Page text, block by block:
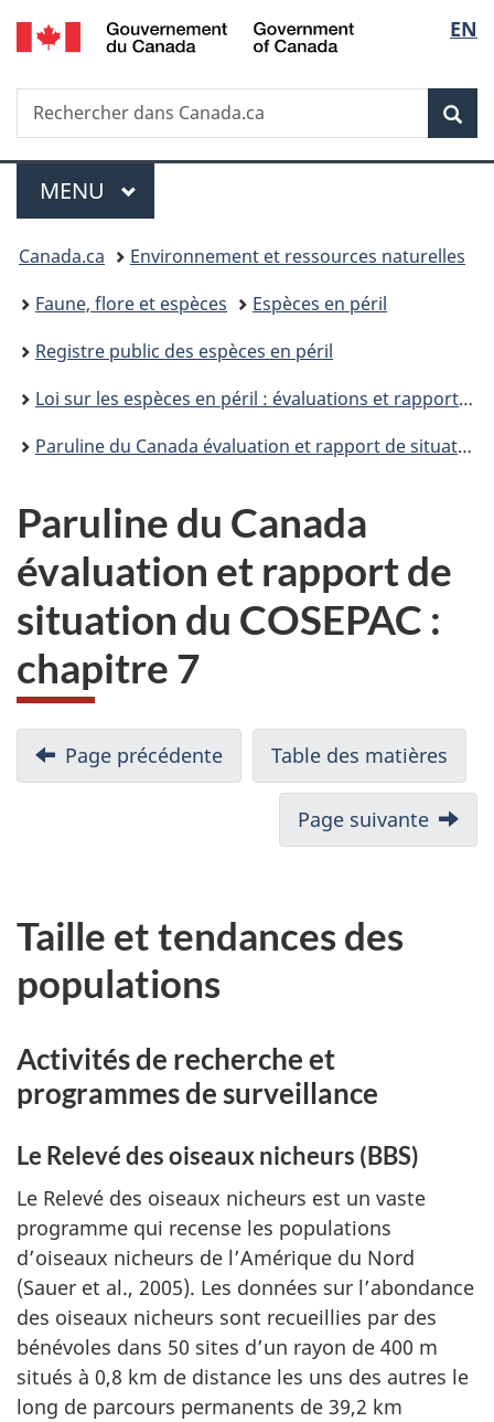
Passer
au
principal
Passer
à
Au
du
Passer
à
version
simplifiée
de
la
EN
Recherche
Rechercher
dans
Menu
MENU PRINCIPAL
Vous
êtes
ici :
Canada.ca
Environnement et ressources naturelles
Faune, flore et espèces
Espèces en péril
Registre public des espèces en péril
Loi sur les espèces en péril : évaluations et rapports de situation du COSEPAC
Paruline du Canada évaluation et rapport de situation du COSEPAC
Paruline du Canada
évaluation et rapport de
situation du COSEPAC :
chapitre 7
Page précédente Table des matières
Page suivante
Taille et tendances des
populations
Activités de recherche et
programmes de surveillance
Le Relevé des oiseaux nicheurs (BBS)
Le Relevé des oiseaux nicheurs est un vaste
programme qui recense les populations
d’oiseaux nicheurs de l’Amérique du Nord
(Sauer et al., 2005). Les données sur l’abondance
des oiseaux nicheurs sont recueillies par des
bénévoles dans 50 sites d’un rayon de 400 m
situés à 0,8 km de distance les uns des autres le
long de parcours permanents de 39,2 km